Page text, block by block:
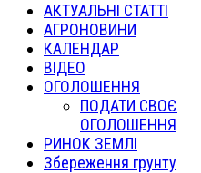
АКТУАЛЬНІ СТАТТІ
АГРОНОВИНИ
КАЛЕНДАР
ВІДЕО
ОГОЛОШЕННЯ
ПОДАТИ СВОЄ
ОГОЛОШЕННЯ
РИНОК ЗЕМЛІ
Збереження грунту